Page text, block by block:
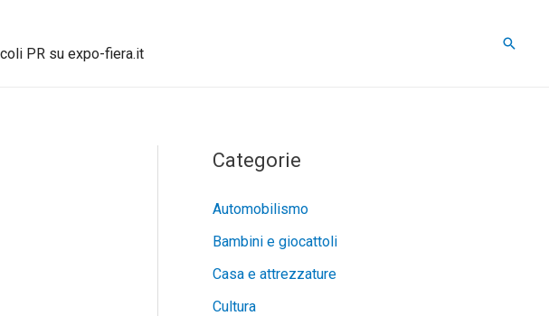
PR su expo-fiera.it
Cerca
Categorie
Automobilismo
Bambini e giocattoli
Casa e attrezzature
Cultura